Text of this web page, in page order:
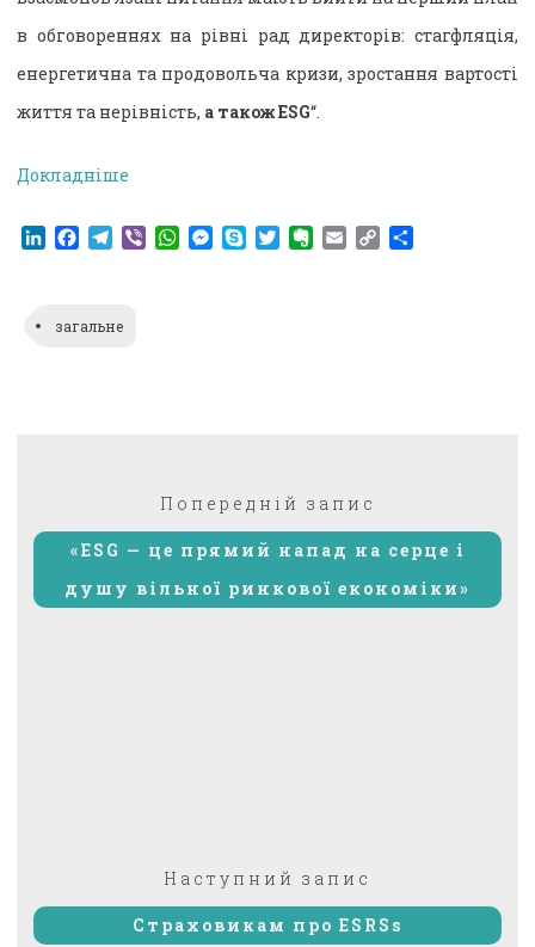
в обговореннях на рівні рад директорів: стагфляція,
енергетична та продовольча кризи, зростання вартості
життя та нерівність, а також ESG“.
Докладніше
LinkedIn
Facebook
Telegram
ViberWhatsApp
Messenger
SkypeTwitterEvernote
EmailCopy
загальне
Попередній запис
«ESG — це прямий напад на серце і
душу вільної ринкової економіки»
Наступний запис
запис:
Страховикам про ESRSs